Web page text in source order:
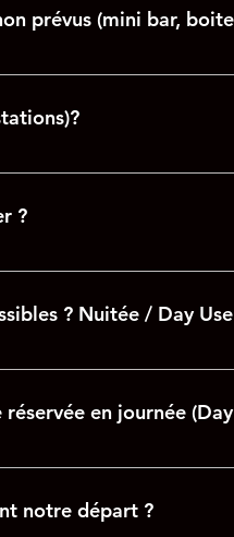
prévus (mini bar,
out soit par virement
l'Impertinente vous
de roses Ambiance
?
à déposer lors du check-
? Nuitée / Day
à partir de 18h00.
de départ sous réserve
en journée
sur les plages horaires
notre départ ?